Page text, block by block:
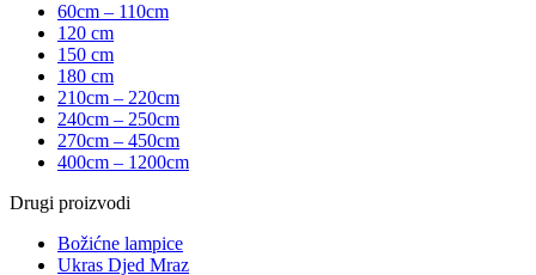
60cm – 110cm
120 cm
150 cm
180 cm
210cm – 220cm
240cm – 250cm
270cm – 450cm
400cm – 1200cm
Drugi proizvodi
Božićne lampice
Ukras Djed Mraz